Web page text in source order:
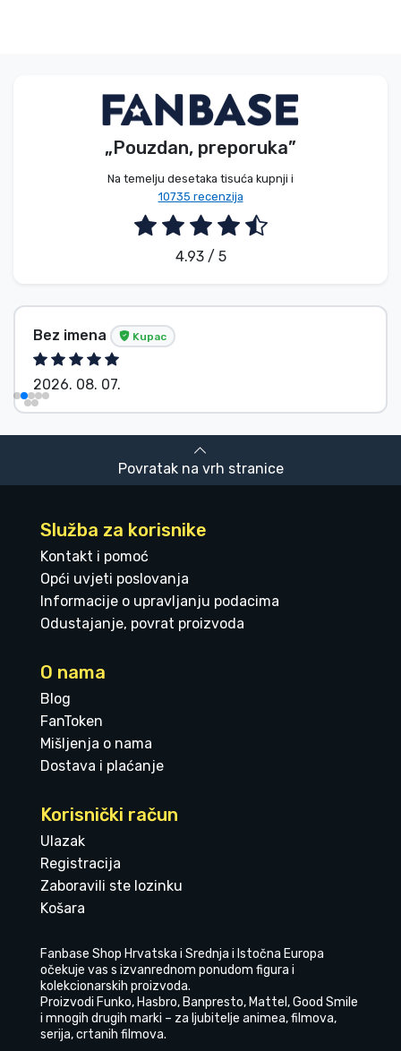
„Pouzdan, preporuka”
Na temelju desetaka tisuća kupnji i
10735 recenzija
4.93 / 5
Bez imena Kupac
2026. 08. 07.
Povratak na vrh stranice
Služba za korisnike
Kontakt i pomoć
Opći uvjeti poslovanja
Informacije o upravljanju podacima
Odustajanje, povrat proizvoda
O nama
Blog
FanToken
Mišljenja o nama
Dostava i plaćanje
Korisnički račun
Ulazak
Registracija
Zaboravili ste lozinku
Košara
Fanbase Shop Hrvatska i Srednja i Istočna Europa
očekuje vas s izvanrednom ponudom figura i
kolekcionarskih proizvoda.
Proizvodi Funko, Hasbro, Banpresto, Mattel, Good Smile
i mnogih drugih marki – za ljubitelje animea, filmova,
serija, crtanih filmova.